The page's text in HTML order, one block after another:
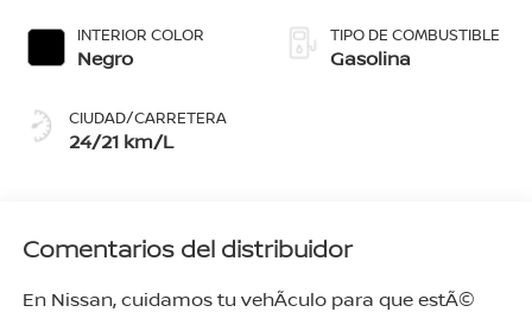
Burdeos, Blanco
Perlado, Azul
Perlado/Negro,
Grafeno/Negro,
Azul
Magma/Negro
INTERIOR COLOR
Negro
CIUDAD/CARRETERA
24/21 km/L
TIPO DE COMBUSTIBLE
Gasolina
Comentarios del distribuidor
En Nissan, cuidamos tu vehÃ­culo para que estÃ©